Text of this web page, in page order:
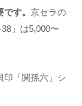
す。 京セラの
」は5,000〜
印「関孫六」シ